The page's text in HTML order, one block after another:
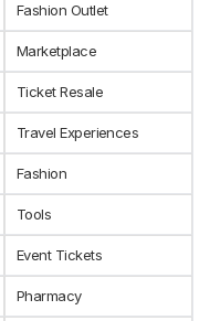
Fashion Outlet
Marketplace
Ticket Resale
Travel Experiences
Fashion
Tools
Event Tickets
Pharmacy